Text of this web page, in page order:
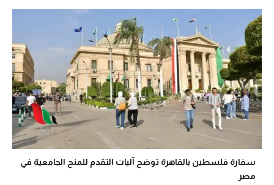
سفارة فلسطين بالقاهرة توضح آليات التقدم للمنح الجامعية في
مصر